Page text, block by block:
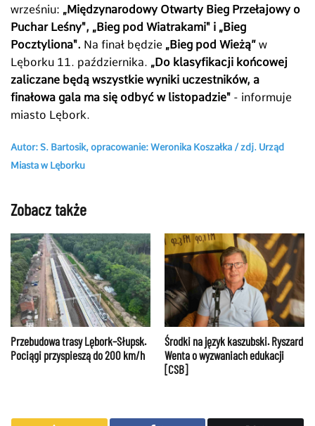
wrześniu: „Międzynarodowy Otwarty Bieg Przełajowy o
Puchar Leśny", „Bieg pod Wiatrakami" i „Bieg
Pocztyliona". Na finał będzie „Bieg pod Wieżą” w
Lęborku 11. października. „Do klasyfikacji końcowej
zaliczane będą wszystkie wyniki uczestników, a
finałowa gala ma się odbyć w listopadzie" - informuje
miasto Lębork.
Autor: S. Bartosik, opracowanie: Weronika Koszałka / zdj. Urząd
Miasta w Lęborku
Zobacz także
Przebudowa trasy Lębork–Słupsk.
Pociągi przyspieszą do 200 km/h
Środki na język kaszubski. Ryszard
Wenta o wyzwaniach edukacji
[CSB]